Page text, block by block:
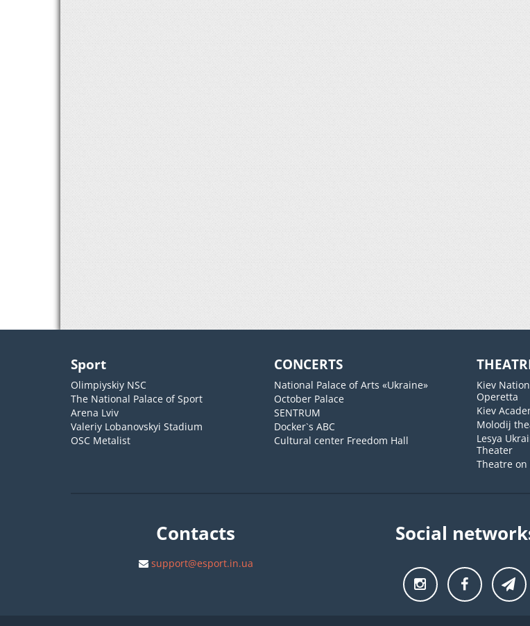
Sport
Olimpiyskiy NSC
The National Palace of Sport
Arena Lviv
Valeriy Lobanovskyi Stadium
OSC Metalist
CONCERTS
National Palace of Arts «Ukraine»
October Palace
SENTRUM
Docker`s ABC
Cultural center Freedom Hall
Kiev
Operetta
Kiev
Molodij
Lesya
Theater
Theatre on
Contacts
support@esport.in.ua
Social